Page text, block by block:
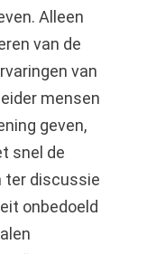
Alleen
van de
van
mensen
geven,
snel de
ter discussie
onbedoeld